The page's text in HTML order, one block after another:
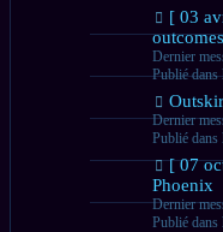
Nouveau
message
[ 03
Dernier
Publié dans
Nouveau
message
Dernier
Publié dans
Nouveau
message
[ 07
Phoenix
Dernier
Publié dans